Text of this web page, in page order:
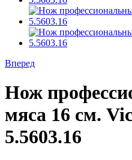
Вперед
Нож
мяса 16 см.
5.5603.16